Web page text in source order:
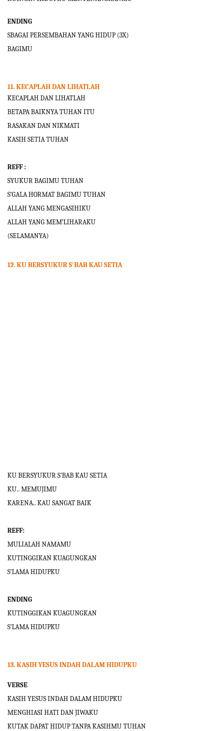
ENDING
SBAGAI PERSEMBAHAN YANG HIDUP (3X)
BAGIMU
11. KECAPLAH DAN LIHATLAH
KECAPLAH DAN LIHATLAH
BETAPA BAIKNYA TUHAN ITU
RASAKAN DAN NIKMATI
KASIH SETIA TUHAN
REFF :
SYUKUR BAGIMU TUHAN
S’GALA HORMAT BAGIMU TUHAN
ALLAH YANG MENGASIHIKU
ALLAH YANG MEM’LIHARAKU
(SELAMANYA)
12. KU BERSYUKUR S'BAB KAU SETIA
KU BERSYUKUR S'BAB KAU SETIA
KU.. MEMUJIMU
KARENA.. KAU SANGAT BAIK
REFF:
MULIALAH NAMAMU
KUTINGGIKAN KUAGUNGKAN
S'LAMA HIDUPKU
ENDING
KUTINGGIKAN KUAGUNGKAN
S'LAMA HIDUPKU
13. KASIH YESUS INDAH DALAM HIDUPKU
VERSE
KASIH YESUS INDAH DALAM HIDUPKU
MENGHIASI HATI DAN JIWAKU
KUTAK DAPAT HIDUP TANPA KASIHMU TUHAN